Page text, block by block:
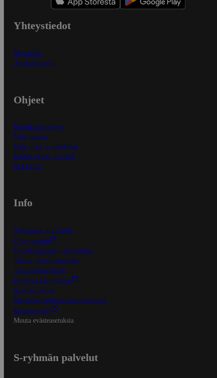
Yhteystiedot
Myymälät
Asiakaspalvelu
Ohjeet
Ensitilaajan ohjeet
Näin maksat
Näin tilaat ja muokkaat
Kaikki ohjeet ja vinkit
In English
Info
S-Business yrityksille
Oiva-raportit
Osuuskauppojen yhteystiedot
Tilaus- ja toimitusehdot
Tietosuojakäytäntö
Palvelun käyttöehdot
Saavutettavuus
Mobiilisovelluksen saavutettavuus
Mainostajalle
Muuta evästeasetuksia
S-ryhmän palvelut